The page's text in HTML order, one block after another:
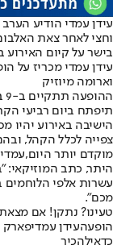
עידן עמדי הודיע
וחצי לאחר צאת
בישר על קיום האירוע
וארומה מיוזיק
תיפתח ביום רביעי
הישיבה באירוע יהיו
צפייה לכלל הקהל,
מוקדם יותר היום,
היתר, כתב המוזיקאי:
עשרות אלפי
מכם".
טעינו? נתקן! אם
הופעהעידן עמדיפארק
כדאילהכיר